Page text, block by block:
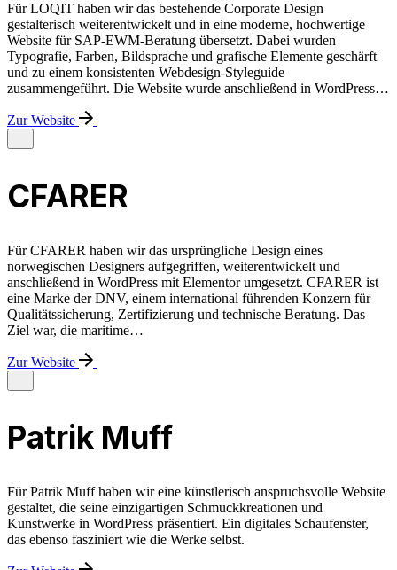
Für LOQIT haben wir das bestehende Corporate Design
gestalterisch weiterentwickelt und in eine moderne, hochwertige
Website für SAP-EWM-Beratung übersetzt. Dabei wurden
Typografie, Farben, Bildsprache und grafische Elemente geschärft
und zu einem konsistenten Webdesign-Styleguide
zusammengeführt. Die Website wurde anschließend in WordPress…
Zur Website
CFARER
Für CFARER haben wir das ursprüngliche Design eines
norwegischen Designers aufgegriffen, weiterentwickelt und
anschließend in WordPress mit Elementor umgesetzt. CFARER ist
eine Marke der DNV, einem international führenden Konzern für
Qualitäts­sicherung, Zertifizierung und technische Beratung. Das
Ziel war, die maritime…
Zur Website
Patrik Muff
Für Patrik Muff haben wir eine künstlerisch anspruchsvolle Website
gestaltet, die seine einzigartigen Schmuckkreationen und
Kunstwerke in WordPress präsentiert. Ein digitales Schaufenster,
das ebenso fasziniert wie die Werke selbst.